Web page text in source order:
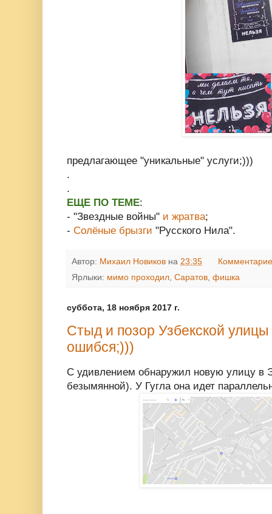
предлагающее "уникальные" услуги;)))
.
.
ЕЩЕ ПО ТЕМЕ:
- "Звездные войны" и жратва;
- Солёные брызги "Русского Нила".
Автор: Михаил Новиков на 23:35
Ярлыки: мимо проходил, Саратов, фишка
суббота, 18 ноября 2017 г.
Стыд и позор Узбекской улицы
ошибся;)))
С удивлением обнаружил новую улицу в
безымянной). У Гугла она идет